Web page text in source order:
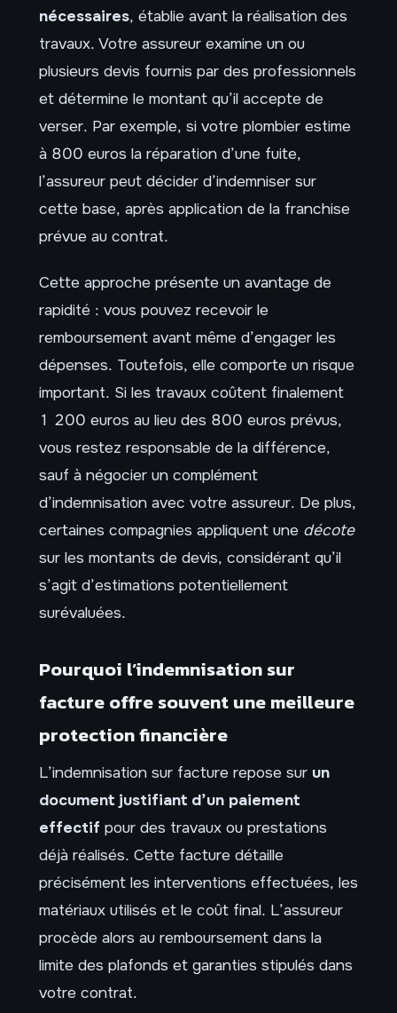
nécessaires, établie avant la réalisation des
travaux. Votre assureur examine un ou
plusieurs devis fournis par des professionnels
et détermine le montant qu’il accepte de
verser. Par exemple, si votre plombier estime
à 800 euros la réparation d’une fuite,
l’assureur peut décider d’indemniser sur
cette base, après application de la franchise
prévue au contrat.
Cette approche présente un avantage de
rapidité : vous pouvez recevoir le
remboursement avant même d’engager les
dépenses. Toutefois, elle comporte un risque
important. Si les travaux coûtent finalement
1 200 euros au lieu des 800 euros prévus,
vous restez responsable de la différence,
sauf à négocier un complément
d’indemnisation avec votre assureur. De plus,
certaines compagnies appliquent une décote
sur les montants de devis, considérant qu’il
s’agit d’estimations potentiellement
surévaluées.
Pourquoi l’indemnisation sur
facture offre souvent une meilleure
protection financière
L’indemnisation sur facture repose sur un
document justifiant d’un paiement
effectif pour des travaux ou prestations
déjà réalisés. Cette facture détaille
précisément les interventions effectuées, les
matériaux utilisés et le coût final. L’assureur
procède alors au remboursement dans la
limite des plafonds et garanties stipulés dans
votre contrat.